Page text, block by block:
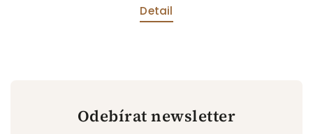
Detail
Odebírat newsletter